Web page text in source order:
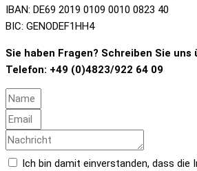
IBAN: DE69 2019 0109 0010 0823 40
BIC: GENODEF1HH4
Sie haben Fragen? Schreiben Sie uns
Telefon: +49 (0)4823/922 64 09
Ich bin damit einverstanden, dass die